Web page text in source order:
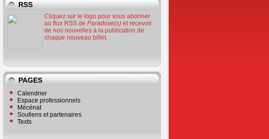
RSS
Cliquez sur le logo pour vous abonner
au flux RSS de Paradoxe(s) et recevoir
de nos nouvelles à la publication de
chaque nouveau billet.
PAGES
Calendrier
Espace professionnels
Mécénat
Soutiens et partenaires
Texts